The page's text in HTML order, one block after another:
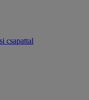
csapattal